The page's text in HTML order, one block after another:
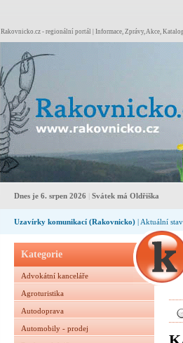
Rakovnicko.cz - regionální portál | Informace, Zprávy, Akce,
Dnes je 6. srpen 2026 Svátek má Oldřiška
Uzavírky komunikací (Rakovnicko) | Aktuální
Kategorie
Advokátní kanceláře
Agroturistika
Autodoprava
Automobily - prodej